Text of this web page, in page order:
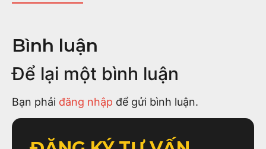
Bình luận
Để lại một bình luận
Bạn phải đăng nhập để gửi bình luận.